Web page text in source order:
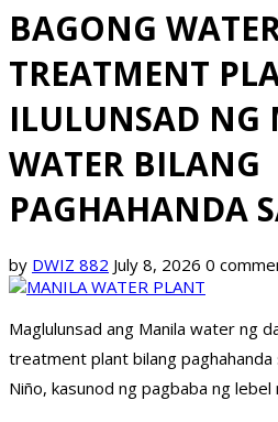
BAGONG
TREATMENT
ILULUNSAD NG
WATER BILANG
PAGHAHANDA
by DWIZ 882 July 8, 2026 0
Maglulunsad ang Manila water ng
treatment plant bilang
Niño, kasunod ng pagbaba ng